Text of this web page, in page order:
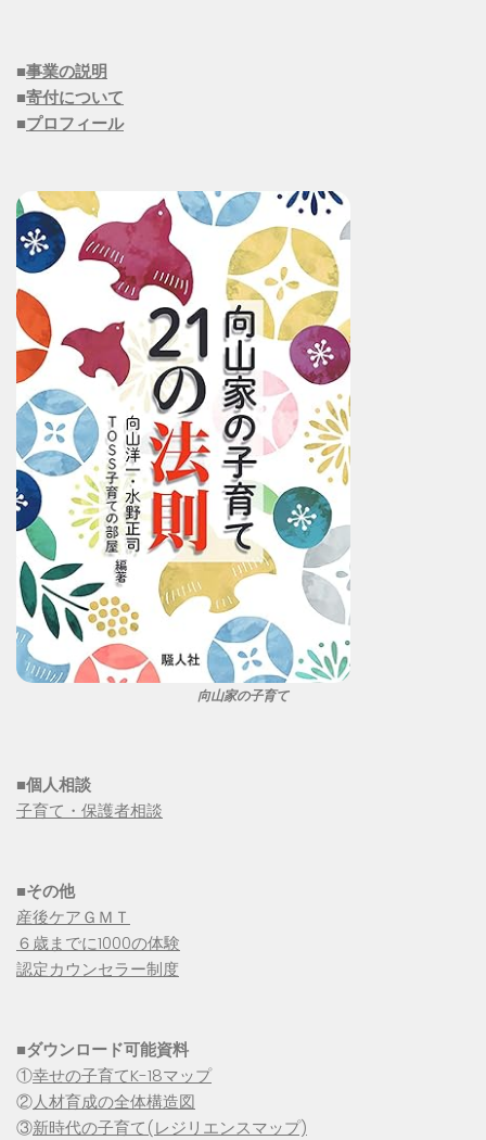
■事業の説明
■寄付について
■プロフィール
向山家の子育て
■個人相談
子育て・保護者相談
■その他
産後ケアＧＭＴ
６歳までに1000の体験
認定カウンセラー制度
■ダウンロード可能資料
①幸せの子育てK-18マップ
②人材育成の全体構造図
③新時代の子育て(レジリエンスマップ)